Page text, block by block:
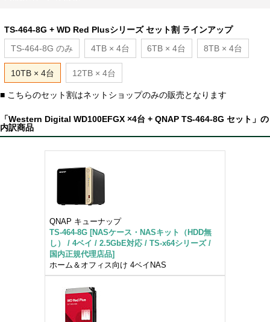
TS-464-8G + WD Red Plusシリーズ セット割 ラインアップ
TS-464-8G のみ
4TB × 4台 6TB × 4台 8TB × 4台
10TB × 4台 12TB × 4台
■ こちらのセット割はネットショップのみの販売となります
「Western Digital WD100EFGX ×4台 + QNAP TS-464-8G セット」の
内訳商品
QNAP キューナップ
TS-464-8G [NASケース・NASキット（HDD無
し） / 4ベイ / 2.5GbE対応 / TS-x64シリーズ /
国内正規代理店品]
ホーム＆オフィス向け 4ベイNAS